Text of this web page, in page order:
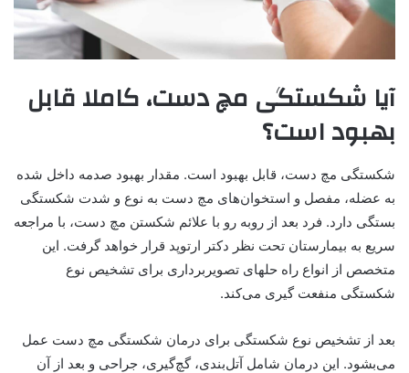
آیا شکستگی مچ دست، کاملا قابل
بهبود است؟
شکستگی مچ دست، قابل بهبود است. مقدار بهبود صدمه داخل شده
به عضله، مفصل و استخوان‌های مچ دست به نوع و شدت شکستگی
بستگی دارد. فرد بعد از روبه رو با علائم شکستن مچ دست، با مراجعه
سریع به بیمارستان تحت نظر دکتر ارتوپد قرار خواهد گرفت. این
متخصص از انواع راه حلهای تصویربرداری برای تشخیص نوع
شکستگی منفعت گیری می‌کند.
بعد از تشخیص نوع شکستگی برای درمان شکستگی مچ دست عمل
می‌بشود. این درمان شامل آتل‌بندی، گچ‌گیری، جراحی و بعد از آن